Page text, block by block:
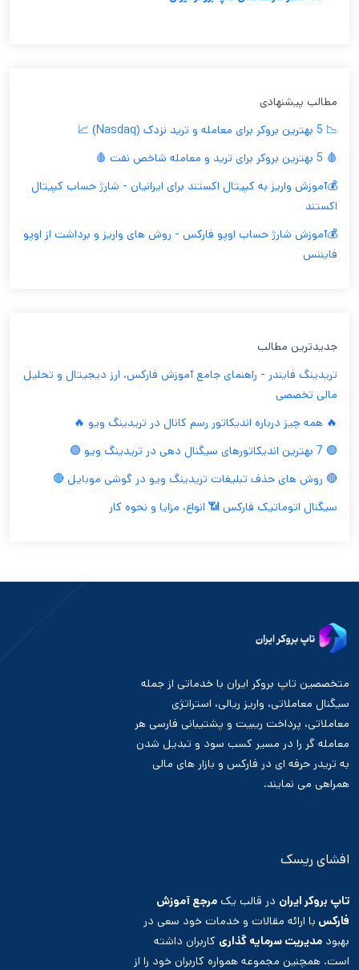
مطالب پیشنهادی
📉 5 بهترین بروکر برای معامله و ترید نزدک (Nasdaq) 📈
🩸 5 بهترین بروکر برای ترید و معامله شاخص نفت 🩸
💰آموزش واریز به کپیتال اکستند برای ایرانیان - شارژ حساب کپیتال
اکستند
💰آموزش شارژ حساب اوپو فارکس - روش های واریز و برداشت از اوپو
فایننس
جدیدترین مطالب
تریدینگ فایندر - راهنمای جامع آموزش فارکس، ارز دیجیتال و تحلیل
مالی تخصصی
🔥 همه چیز درباره اندیکاتور رسم کانال در تریدینگ ویو 🔥
🟢 7 بهترین اندیکاتورهای سیگنال دهی در تریدینگ ویو 🟢
🔴 روش های حذف تبلیغات تریدینگ ویو در گوشی موبایل 🔴
سیگنال اتوماتیک فارکس 📶 انواع، مزایا و نحوه کار
متخصصین تاپ بروکر ایران با خدماتی از جمله
سیگنال معاملاتی، واریز ریالی، استراتژی
معاملاتی، پرداخت ریبیت و پشتیبانی فارسی هر
معامله گر را در مسیر کسب سود و تبدیل شدن
به تریدر حرفه ای در فارکس و بازار های مالی
همراهی می نمایند.
افشای ریسک
تاپ بروکر ایران در قالب یک مرجع آموزش
فارکس با ارائه مقالات و خدمات خود سعی در
بهبود مدیریت سرمایه گذاری کاربران داشته
است. همچنین مجموعه همواره کاربران خود را از